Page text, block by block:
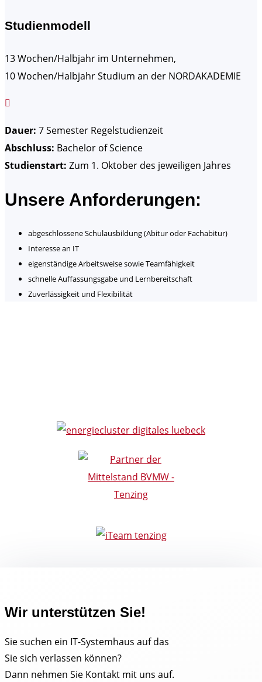
Studienmodell
13 Wochen/Halbjahr im Unternehmen,
10 Wochen/Halbjahr Studium an der NORDAKADEMIE

Dauer: 7 Semester Regelstudienzeit
Abschluss: Bachelor of Science
Studienstart: Zum 1. Oktober des jeweiligen Jahres
Unsere Anforderungen:
abgeschlossene Schulausbildung (Abitur oder Fachabitur)
Interesse an IT
eigenständige Arbeitsweise sowie Teamfähigkeit
schnelle Auffassungsgabe und Lernbereitschaft
Zuverlässigkeit und Flexibilität
Wir unterstützen Sie!
Sie suchen ein IT-Systemhaus auf das
Sie sich verlassen können?
Dann nehmen Sie Kontakt mit uns auf.